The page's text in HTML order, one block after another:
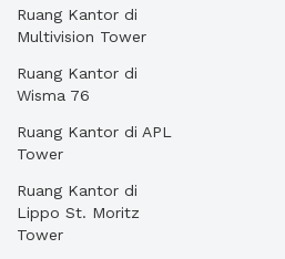
Ruang Kantor di
Multivision Tower
Ruang Kantor di
Wisma 76
Ruang Kantor di APL
Tower
Ruang Kantor di
Lippo St. Moritz
Tower